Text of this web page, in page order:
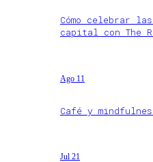
Cómo celebrar
capital con The
Ago 11
Café y
Jul 21